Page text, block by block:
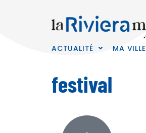
ACTUALITÉ MA VILLE
festival